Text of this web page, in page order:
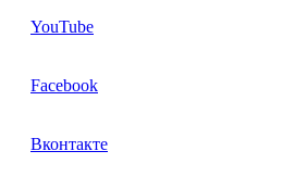
YouTube
Facebook
Вконтакте